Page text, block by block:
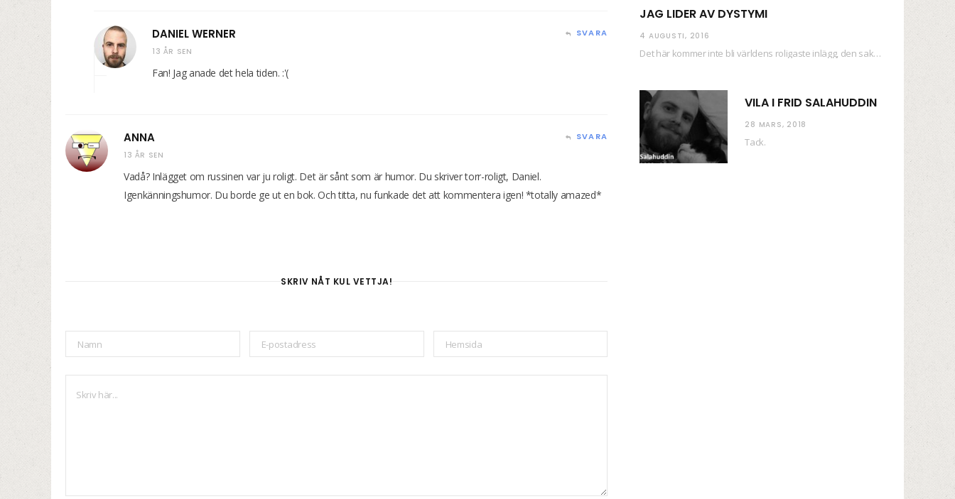
DANIEL WERNER
13 ÅR SEN
SVARA
Fan! Jag anade det hela tiden. :'(
ANNA
13 ÅR SEN
SVARA
Vadå? Inlägget om russinen var ju roligt. Det är sånt som är humor. Du skriver torr-roligt, Daniel.
Igenkänningshumor. Du borde ge ut en bok. Och titta, nu funkade det att kommentera igen! *totally amazed*
SKRIV NÅT KUL VETTJA!
JAG LIDER AV DYSTYMI
4 AUGUSTI, 2016
Det här kommer inte bli världens roligaste inlägg, den saken kan ni räkna med. Det…
VILA I FRID SALAHUDDIN
28 MARS, 2018
Tack.